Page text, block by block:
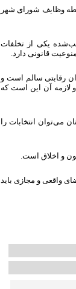
وظایف شورای شهر
یکی از تخلفات
قانونی دارد.
رقابتی سالم است و
لازمه آن این است که
می‌توان انتخابات را
و اخلاق است.
واقعی و مجازی باید